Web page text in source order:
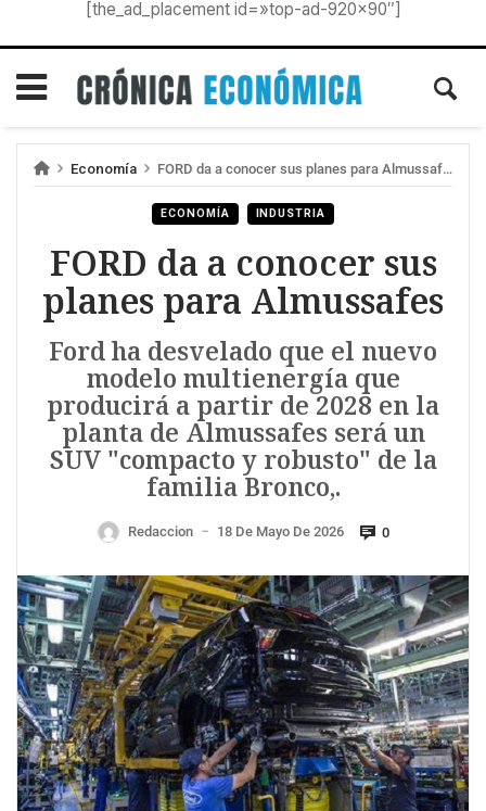
[the_ad_placement id=»top-ad-920×90″]
Economía FORD da a conocer sus planes para Almussafes
ECONOMÍA INDUSTRIA
FORD da a conocer sus
planes para Almussafes
Ford ha desvelado que el nuevo
modelo multienergía que
producirá a partir de 2028 en la
planta de Almussafes será un
SUV "compacto y robusto" de la
familia Bronco,.
Redaccion — 18 De Mayo De 2026 0